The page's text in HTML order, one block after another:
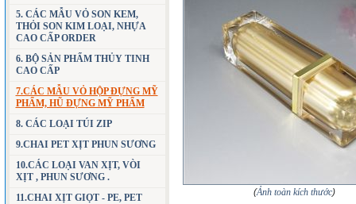
5. CÁC MẪU VỎ SON KEM,
THỎI SON KIM LOẠI, NHỰA
CAO CẤP ORDER
6. BỘ SẢN PHẨM THỦY TINH
CAO CẤP
7.CÁC MẪU VỎ HỘP ĐỰNG MỸ
PHẨM, HŨ ĐỰNG MỸ PHẨM
8. CÁC LOẠI TÚI ZIP
9.CHAI PET XỊT PHUN SƯƠNG
10.CÁC LOẠI VAN XỊT, VÒI
XỊT , PHUN SƯƠNG .
11.CHAI XỊT GIỌT - PE, PET
(Ảnh toàn kích thước)